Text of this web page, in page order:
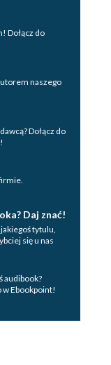
Dołącz do
naszego
Dołącz do
Daj znać!
tytulu,
się u nas
audibook?
w Ebookpoint!